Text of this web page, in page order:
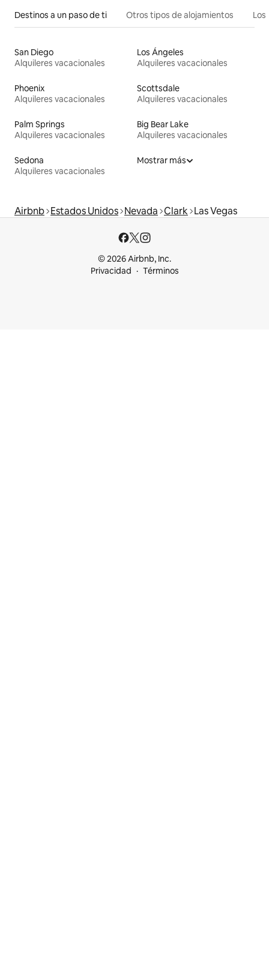
Destinos a un paso de ti Otros tipos de alojamientos
San Diego
Alquileres vacacionales
Los Ángeles
Alquileres vacacionales
Phoenix
Alquileres vacacionales
Scottsdale
Alquileres vacacionales
Palm Springs
Alquileres vacacionales
Big Bear Lake
Alquileres vacacionales
Sedona
Alquileres vacacionales
Mostrar más
Airbnb Estados Unidos Nevada Clark Las Vegas
© 2026 Airbnb, Inc.
Privacidad
Términos